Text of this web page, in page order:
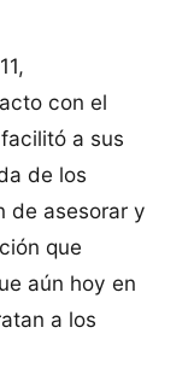
con el
a sus
de los
de asesorar y
que
aún hoy en
a los